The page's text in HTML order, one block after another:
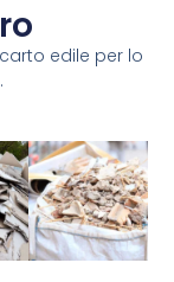
edile per lo